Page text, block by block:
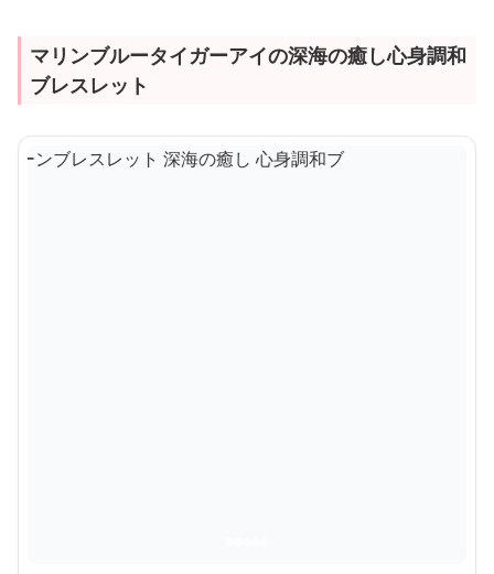
マリンブルータイガーアイの深海の癒し心身調和
ブレスレット